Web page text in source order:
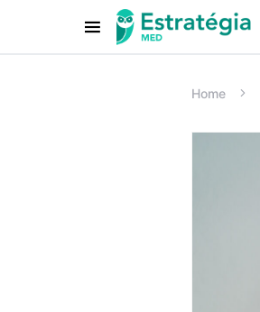
Procurar:
Home